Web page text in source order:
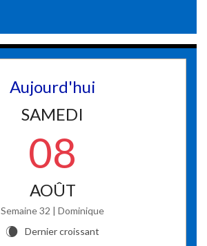
Aujourd'hui
SAMEDI
08
AOÛT
Semaine 32 | Dominique
W Dernier croissant